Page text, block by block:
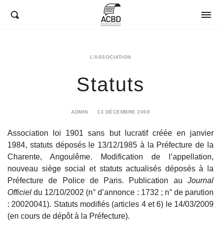
L'ASSOCIATION
Statuts
ADMIN
13 DÉCEMBRE 2008
2023
Association loi 1901 sans but lucratif créée en janvier
1984, statuts déposés le 13/12/1985 à la Préfecture de la
Charente, Angoulême. Modification de l’appellation,
nouveau siège social et statuts actualisés déposés à la
Préfecture de Police de Paris. Publication au Journal
Officiel du 12/10/2002 (n° d’annonce : 1732 ; n° de parution
: 20020041). Statuts modifiés (articles 4 et 6) le 14/03/2009
(en cours de dépôt à la Préfecture).